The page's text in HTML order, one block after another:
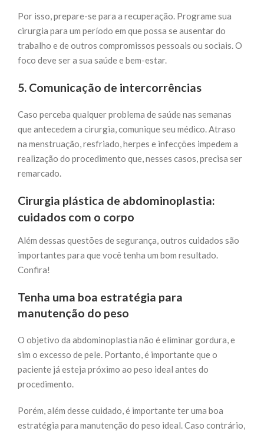
Por isso, prepare-se para a recuperação. Programe sua
cirurgia para um período em que possa se ausentar do
trabalho e de outros compromissos pessoais ou sociais. O
foco deve ser a sua saúde e bem-estar.
5. Comunicação de intercorrências
Caso perceba qualquer problema de saúde nas semanas
que antecedem a cirurgia, comunique seu médico. Atraso
na menstruação, resfriado, herpes e infecções impedem a
realização do procedimento que, nesses casos, precisa ser
remarcado.
Cirurgia plástica de abdominoplastia:
cuidados com o corpo
Além dessas questões de segurança, outros cuidados são
importantes para que você tenha um bom resultado.
Confira!
Tenha uma boa estratégia para
manutenção do peso
O objetivo da abdominoplastia não é eliminar gordura, e
sim o excesso de pele. Portanto, é importante que o
paciente já esteja próximo ao peso ideal antes do
procedimento.
Porém, além desse cuidado, é importante ter uma boa
estratégia para manutenção do peso ideal. Caso contrário,